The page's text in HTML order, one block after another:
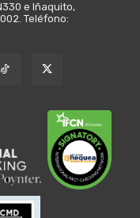
e Iñaquito,
Teléfono: